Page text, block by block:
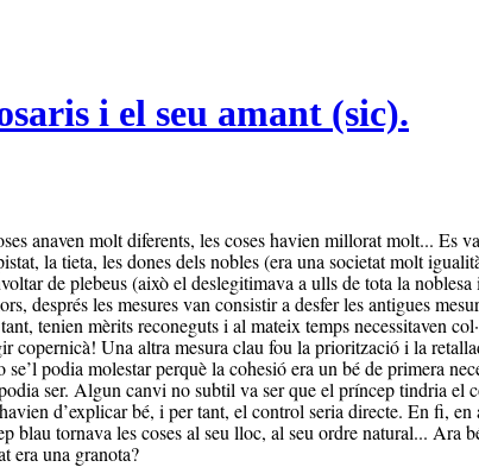
i el seu amant (sic).
anaven molt diferents, les coses havien millorat molt... Es
la tieta, les dones dels nobles (era una societat molt
de plebeus (això el deslegitimava a ulls de tota la
després les mesures van consistir a desfer les antigues
tenien mèrits reconeguts i al mateix temps necessitaven
copernicà! Una altra mesura clau fou la priorització i la
podia molestar perquè la cohesió era un bé de primera
ser. Algun canvi no subtil va ser que el príncep tindria
d’explicar bé, i per tant, el control seria directe. En fi,
blau tornava les coses al seu lloc, al seu ordre natural... Ara
era una granota?